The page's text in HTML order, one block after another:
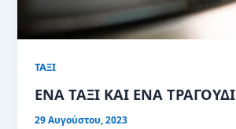
ΤΑΞΙ
ΕΝΑ ΤΑΞΙ ΚΑΙ ΕΝΑ ΤΡΑΓΟΥΔΙ
29 Αυγούστου, 2023